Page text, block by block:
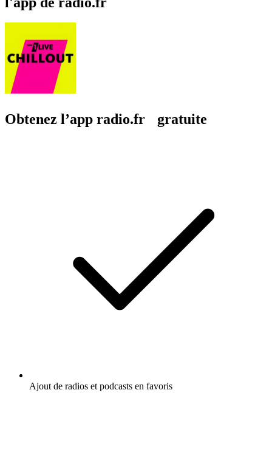
Obtenez l’app radio.fr gratuite
Ajout de radios et podcasts en favoris